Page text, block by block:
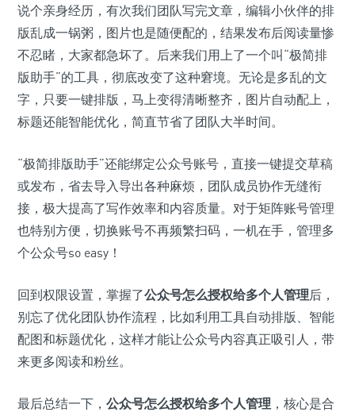
说个亲身经历，有次我们团队写完文章，编辑小伙伴的排
版乱成一锅粥，图片也是随便配的，结果发布后阅读量惨
不忍睹，大家都急坏了。后来我们用上了一个叫“极简排
版助手”的工具，彻底改变了这种窘境。无论是多乱的文
字，只要一键排版，马上变得清晰整齐，图片自动配上，
标题还能智能优化，简直节省了团队大半时间。
“极简排版助手”还能绑定公众号账号，直接一键提交草稿
或发布，省去导入导出各种麻烦，团队成员协作无缝衔
接，极大提高了写作效率和内容质量。对于矩阵账号管理
也特别方便，切换账号不再频繁扫码，一机在手，管理多
个公众号so easy！
回到权限设置，掌握了公众号怎么授权给多个人管理后，
别忘了优化团队协作流程，比如利用工具自动排版、智能
配图和标题优化，这样才能让公众号内容真正吸引人，带
来更多阅读和粉丝。
最后总结一下， 公众号怎么授权给多个人管理 ，核心是合